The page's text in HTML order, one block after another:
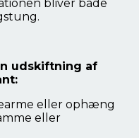
bliver både
udskiftning af
eller ophæng
eller